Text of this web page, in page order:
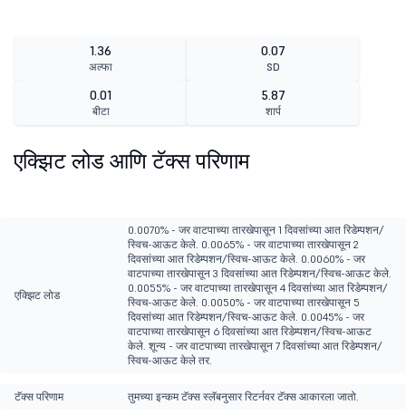
1.36
अल्फा
0.07
SD
0.01
बीटा
5.87
शार्प
एक्झिट लोड आणि टॅक्स परिणाम
एक्झिट लोड
0.0070% - जर वाटपाच्या तारखेपासून 1 दिवसांच्या आत रिडेम्पशन/
स्विच-आऊट केले. 0.0065% - जर वाटपाच्या तारखेपासून 2
दिवसांच्या आत रिडेम्पशन/स्विच-आऊट केले. 0.0060% - जर
वाटपाच्या तारखेपासून 3 दिवसांच्या आत रिडेम्पशन/स्विच-आऊट केले.
0.0055% - जर वाटपाच्या तारखेपासून 4 दिवसांच्या आत रिडेम्पशन/
स्विच-आऊट केले. 0.0050% - जर वाटपाच्या तारखेपासून 5
दिवसांच्या आत रिडेम्पशन/स्विच-आऊट केले. 0.0045% - जर
वाटपाच्या तारखेपासून 6 दिवसांच्या आत रिडेम्पशन/स्विच-आऊट
केले. शून्य - जर वाटपाच्या तारखेपासून 7 दिवसांच्या आत रिडेम्पशन/
स्विच-आऊट केले तर.
टॅक्स परिणाम तुमच्या इन्कम टॅक्स स्लॅबनुसार रिटर्नवर टॅक्स आकारला जातो.